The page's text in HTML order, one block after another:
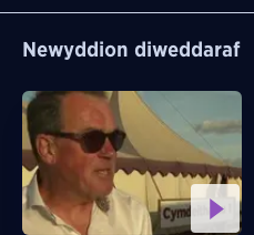
Newyddion diweddaraf